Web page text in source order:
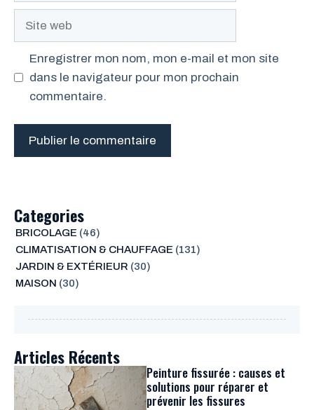
Site
Enregistrer mon nom, mon e-mail et mon site
dans le navigateur pour mon prochain
commentaire.
Categories
BRICOLAGE (46)
CLIMATISATION & CHAUFFAGE (131)
JARDIN & EXTÉRIEUR (30)
MAISON (30)
Articles Récents
Peinture fissurée : causes et
solutions pour réparer et
prévenir les fissures